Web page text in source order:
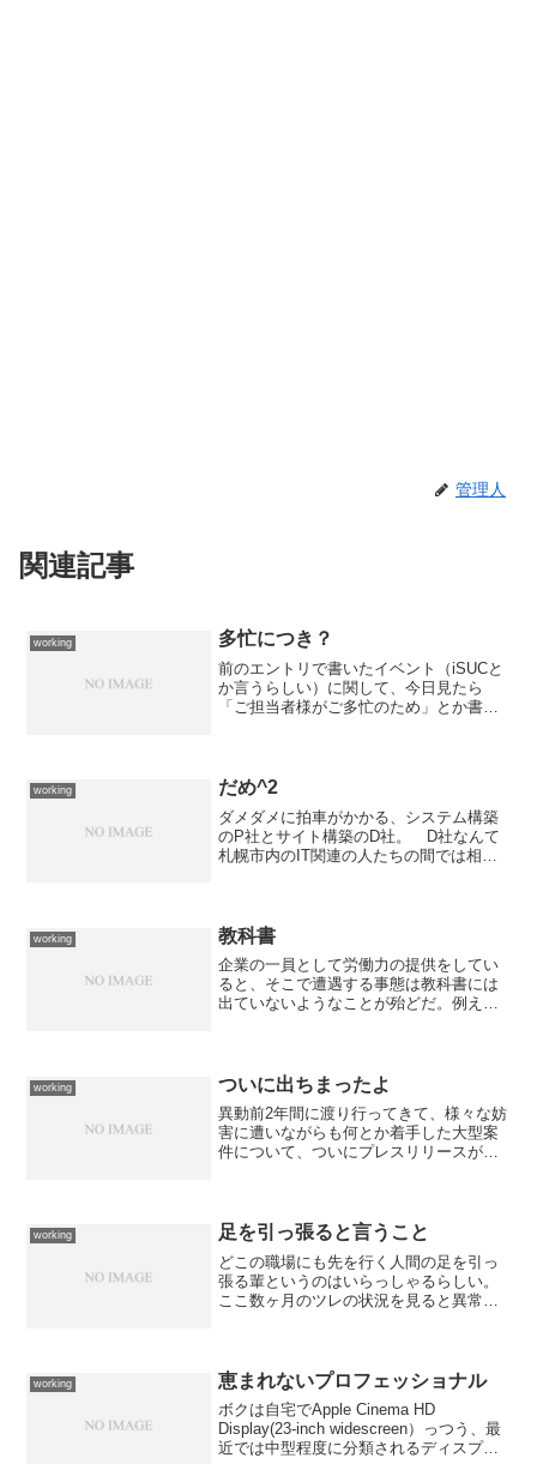
管理人
関連記事
working 多忙につき？
前のエントリで書いたイベント（iSUCと
か言うらしい）に関して、今日見たら
「ご担当者様がご多忙のため」とか書か
聞かない方が良いですよ...
working だめ^2
ダメダメに拍車がかかる、システム構築
のP社とサイト構築のD社。 D社なんて
札幌市内のIT関連の人たちの間では相当
だ。 まぁ、うちのS...
working 教科書
企業の一員として労働力の提供をしてい
ると、そこで遭遇する事態は教科書には
出ていないようなことが殆どだ。例え
るかどうかが受取の判断基...
working ついに出ちまったよ
異動前2年間に渡り行ってきて、様々な妨
害に遭いながらも何とか着手した大型案
件について、ついにプレスリリースが出
開催されているイベン...
working 足を引っ張ると言うこと
どこの職場にも先を行く人間の足を引っ
張る輩というのはいらっしゃるらしい。
ここ数ヶ月のツレの状況を見ると異常な
るし、土日祝日も職場に出...
working 恵まれないプロフェッショナル
ボクは自宅でApple Cinema HD
Display(23-inch widescreen）っつう、最
近では中型程度に分類されるディスプレ